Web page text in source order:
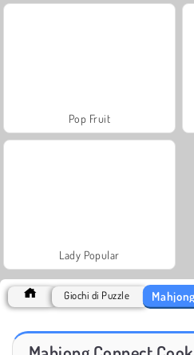
Pop Fruit
Lady Popular
Giochi di Puzzle